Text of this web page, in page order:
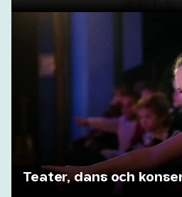
Teater, dans och